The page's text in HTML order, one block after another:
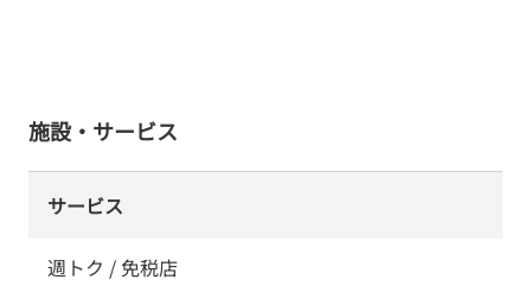
施設・サービス
サービス
週トク / 免税店